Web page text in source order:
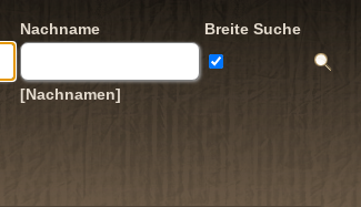
Nachname Breite Suche
[Nachnamen]